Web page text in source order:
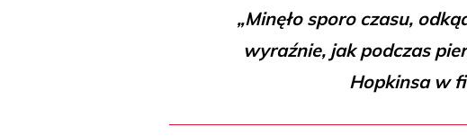
„Minęło sporo czasu,
wyraźnie, jak podczas
Hopkinsa w